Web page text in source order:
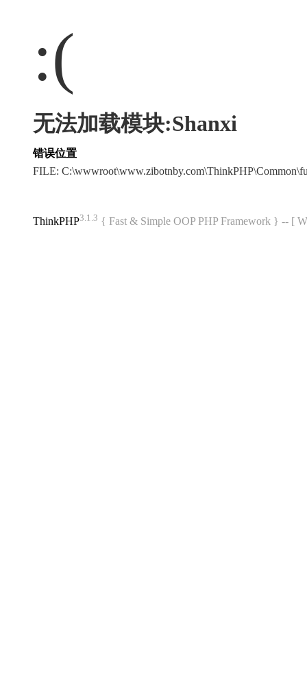
:(
无法加载模块:Shanxi
错误位置
FILE:
ThinkPHP3.1.3 { Fast & Simple OOP PHP Framework } -- [